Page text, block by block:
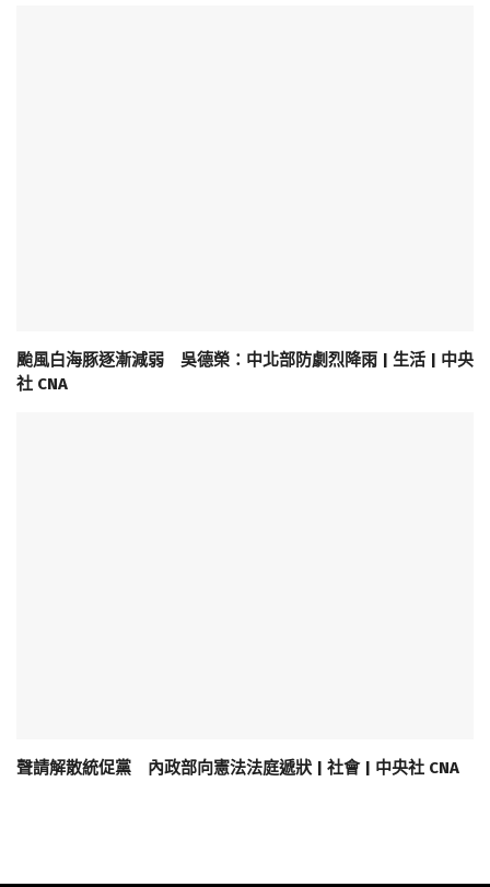
颱風白海豚逐漸減弱 吳德榮：中北部防劇烈降雨 | 生活 | 中央
社 CNA
聲請解散統促黨 內政部向憲法法庭遞狀 | 社會 | 中央社 CNA